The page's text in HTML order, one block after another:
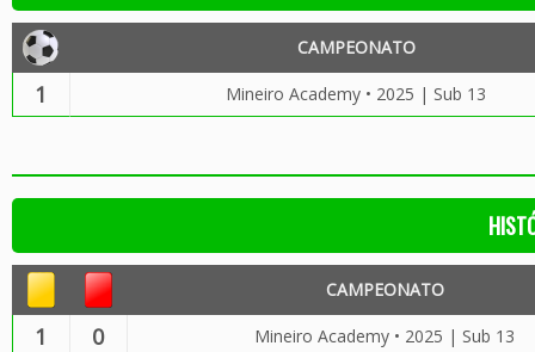
CAMPEONATO
1 Mineiro Academy • 2025 | Sub 13
CAMPEONATO
1 0 Mineiro Academy • 2025 | Sub 13